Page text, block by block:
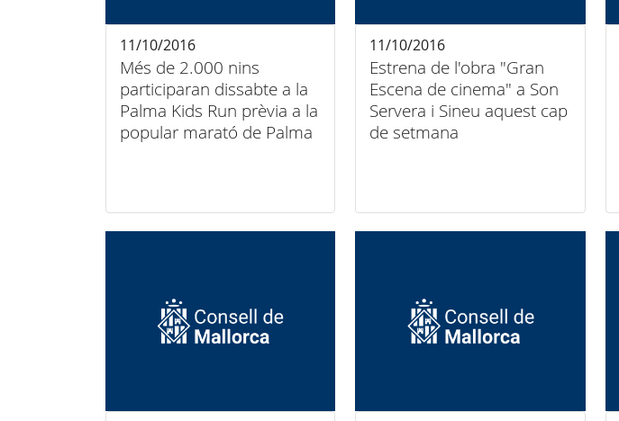
Més de 2.000 nins
participaran dissabte a la
Palma Kids Run prèvia a la
popular marató de Palma
11/10/2016
Estrena de l'obra "Gran
Escena de cinema" a Son
Servera i Sineu aquest cap
de setmana
11/10/2016